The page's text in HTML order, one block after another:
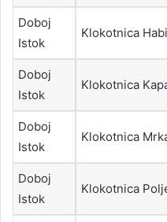
Doboj
Istok
Klokotnica
Doboj
Istok
Klokotnica
Doboj
Istok
Klokotnica
Doboj
Istok
Klokotnica